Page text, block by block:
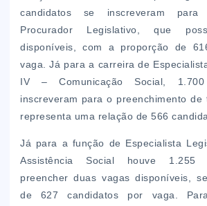
candidatos se inscreveram
Procurador Legislativo, que
disponíveis, com a proporção de
vaga. Já para a carreira de
IV – Comunicação Social,
inscreveram para o preenchimento de
representa uma relação de 566
Já para a função de Especialista
Assistência Social houve 1.255
preencher duas vagas disponíveis,
de 627 candidatos por vaga.